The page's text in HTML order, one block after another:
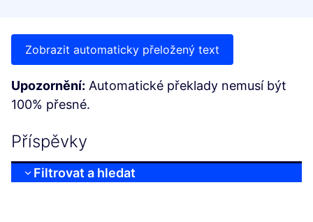
Zobrazit automaticky přeložený text
Upozornění: Automatické překlady nemusí být
100% přesné.
Příspěvky
Filtrovat a hledat